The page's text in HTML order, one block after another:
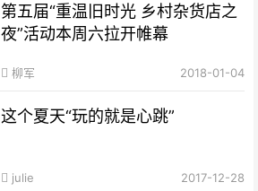
第五届“重温旧时光 乡村杂货店之
夜”活动本周六拉开帷幕
柳军 2018-01-04
这个夏天“玩的就是心跳”
julie 2017-12-28